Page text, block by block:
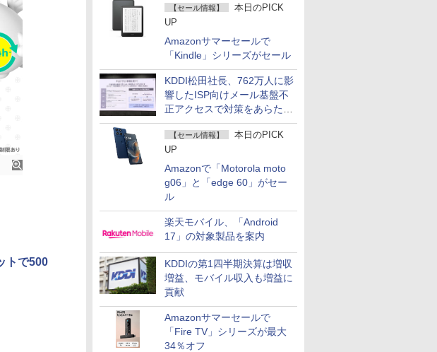
【セール情報】
本日のPICK
UP
Amazonサマーセールで
「Kindle」シリーズがセール
KDDI松田社長、762万人に影
響したISP向けメール基盤不
正アクセスで対策をあらため
て説明
【セール情報】
本日のPICK
UP
Amazonで「Motorola moto
g06」と「edge 60」がセー
ル
楽天モバイル、「Android
17」の対象製品を案内
KDDIの第1四半期決算は増収
増益、モバイル収入も増益に
貢献
Amazonサマーセールで
「Fire TV」シリーズが最大
34％オフ
トで500